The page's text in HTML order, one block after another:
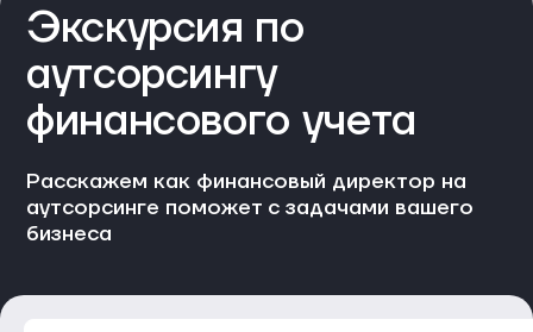
Экскурсия по
аутсорсингу
финансового учета
Расскажем как финансовый директор на
аутсорсинге поможет с задачами вашего
бизнеса